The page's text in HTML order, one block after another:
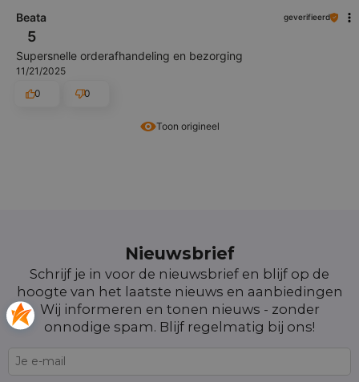
Toon origineel
Beata geverifieerd
5
Supersnelle orderafhandeling en bezorging
11/21/2025
0
0
Nieuwsbrief
Schrijf je in voor de nieuwsbrief en blijf op de
hoogte van het laatste nieuws en aanbiedingen
Wij informeren en tonen nieuws - zonder
onnodige spam. Blijf regelmatig bij ons!